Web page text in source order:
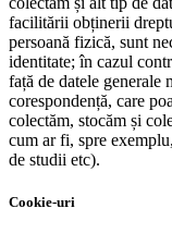
facilitării obținerii
persoană fizică, sunt
identitate; în cazul
față de datele generale
corespondență, care
colectăm, stocăm și
cum ar fi, spre
de studii etc).
Cookie-uri